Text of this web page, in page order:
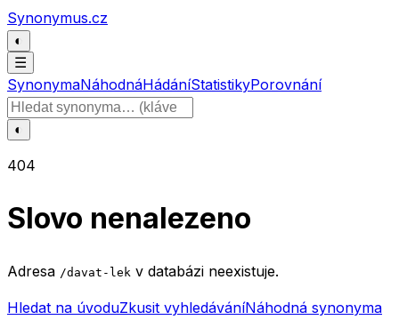
Přeskočit na obsah
Synonymus.cz
◐
☰
SynonymaNáhodnáHádáníStatistikyPorovnání
Hledat slovo
◐
404
Slovo nenalezeno
Adresa /davat-lek v databázi neexistuje.
Hledat na úvoduZkusit vyhledáváníNáhodná synonyma